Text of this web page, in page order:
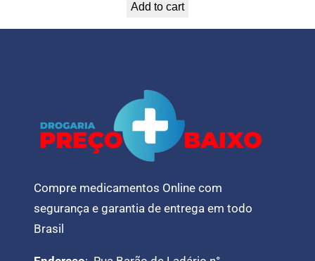
Add to cart
Compre medicamentos Online com
segurança e garantia de entrega em todo
Brasil